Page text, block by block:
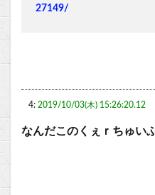
27149/
4: 2019/10/03(木) 15:26:20.12
なんだこのくぇｒちゅい